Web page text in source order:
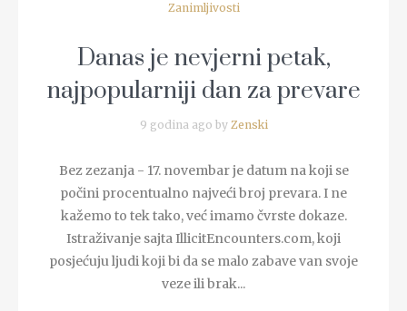
Zanimljivosti
Danas je nevjerni petak,
najpopularniji dan za prevare
9 godina ago by Zenski
Bez zezanja - 17. novembar je datum na koji se
počini procentualno najveći broj prevara. I ne
kažemo to tek tako, već imamo čvrste dokaze.
Istraživanje sajta IllicitEncounters.com, koji
posjećuju ljudi koji bi da se malo zabave van svoje
veze ili brak...